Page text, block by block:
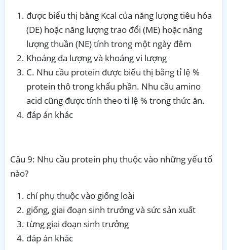
được biểu thị bằng Kcal của năng lượng tiêu hóa
(DE) hoặc năng lượng trao đổi (ME) hoặc năng
lượng thuần (NE) tính trong một ngày đêm
Khoáng đa lượng và khoáng vi lượng
C. Nhu cầu protein được biểu thị bằng tỉ lệ %
protein thô trong khẩu phần. Nhu cầu amino
acid cũng được tính theo tỉ lệ % trong thức ăn.
đáp án khác
Câu 9: Nhu cầu protein phụ thuộc vào những yếu tố
nào?
chỉ phụ thuộc vào giống loài
giống, giai đoạn sinh trưởng và sức sản xuất
từng giai đoạn sinh trưởng
đáp án khác